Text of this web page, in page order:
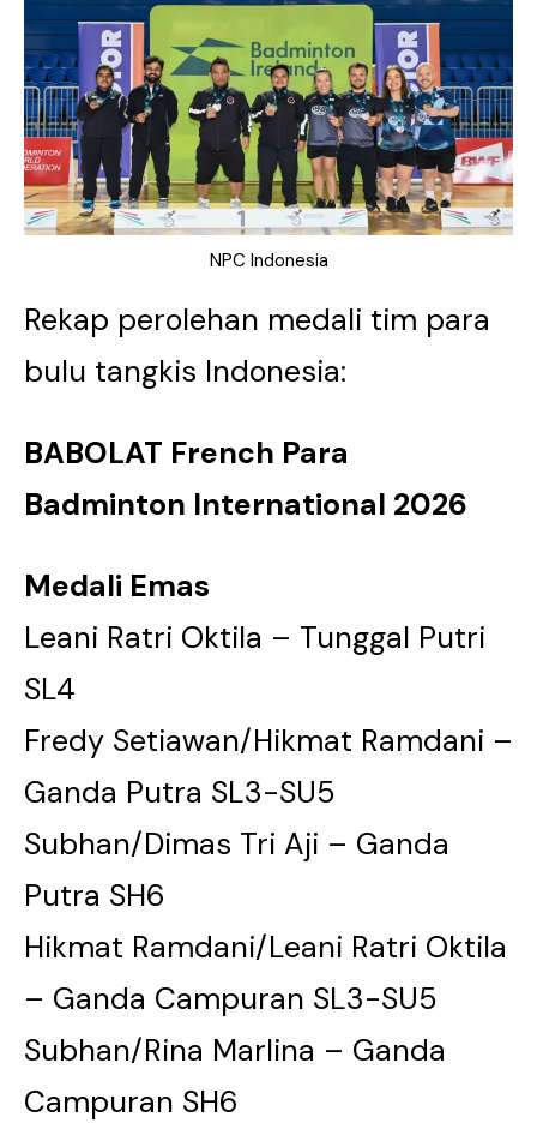
NPC Indonesia
Rekap perolehan medali tim para
bulu tangkis Indonesia:
BABOLAT French Para
Badminton International 2026
Medali Emas
Leani Ratri Oktila – Tunggal Putri
SL4
Fredy Setiawan/Hikmat Ramdani –
Ganda Putra SL3-SU5
Subhan/Dimas Tri Aji – Ganda
Putra SH6
Hikmat Ramdani/Leani Ratri Oktila
– Ganda Campuran SL3-SU5
Subhan/Rina Marlina – Ganda
Campuran SH6